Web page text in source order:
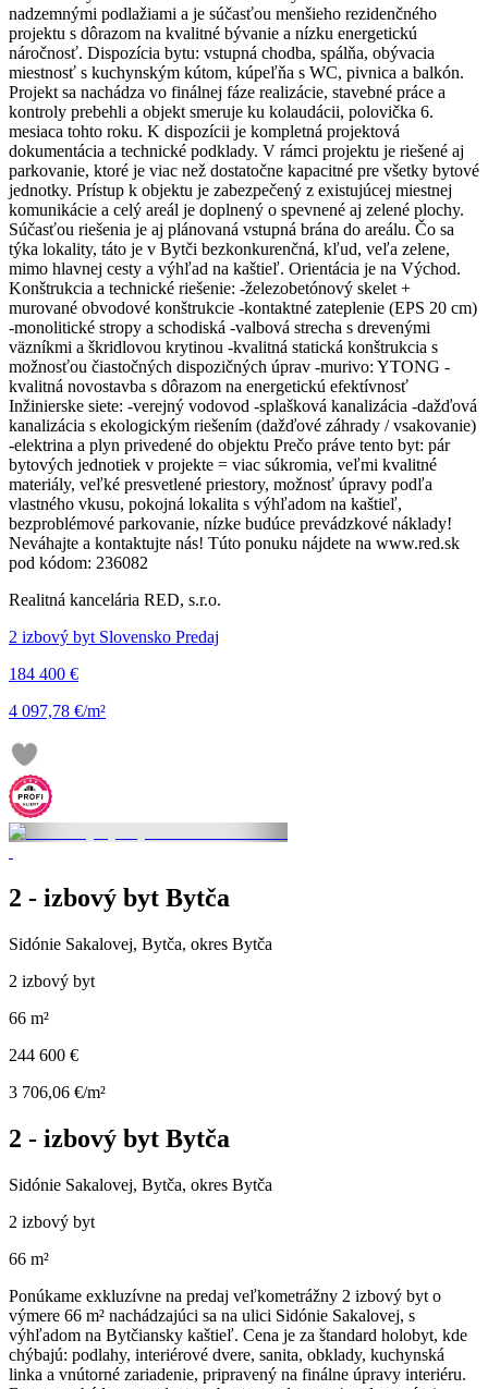
nadzemnými podlažiami a je súčasťou menšieho rezidenčného
projektu s dôrazom na kvalitné bývanie a nízku energetickú
náročnosť. Dispozícia bytu: vstupná chodba, spálňa, obývacia
miestnosť s kuchynským kútom, kúpeľňa s WC, pivnica a balkón.
Projekt sa nachádza vo finálnej fáze realizácie, stavebné práce a
kontroly prebehli a objekt smeruje ku kolaudácii, polovička 6.
mesiaca tohto roku. K dispozícii je kompletná projektová
dokumentácia a technické podklady. V rámci projektu je riešené aj
parkovanie, ktoré je viac než dostatočne kapacitné pre všetky bytové
jednotky. Prístup k objektu je zabezpečený z existujúcej miestnej
komunikácie a celý areál je doplnený o spevnené aj zelené plochy.
Súčasťou riešenia je aj plánovaná vstupná brána do areálu. Čo sa
týka lokality, táto je v Bytči bezkonkurenčná, kľud, veľa zelene,
mimo hlavnej cesty a výhľad na kaštieľ. Orientácia je na Východ.
Konštrukcia a technické riešenie: -železobetónový skelet +
murované obvodové konštrukcie -kontaktné zateplenie (EPS 20 cm)
-monolitické stropy a schodiská -valbová strecha s drevenými
väzníkmi a škridlovou krytinou -kvalitná statická konštrukcia s
možnosťou čiastočných dispozičných úprav -murivo: YTONG -
kvalitná novostavba s dôrazom na energetickú efektívnosť
Inžinierske siete: -verejný vodovod -splašková kanalizácia -dažďová
kanalizácia s ekologickým riešením (dažďové záhrady / vsakovanie)
-elektrina a plyn privedené do objektu Prečo práve tento byt: pár
bytových jednotiek v projekte = viac súkromia, veľmi kvalitné
materiály, veľké presvetlené priestory, možnosť úpravy podľa
vlastného vkusu, pokojná lokalita s výhľadom na kaštieľ,
bezproblémové parkovanie, nízke budúce prevádzkové náklady!
Neváhajte a kontaktujte nás! Túto ponuku nájdete na www.red.sk
pod kódom: 236082
Realitná kancelária RED, s.r.o.
2 izbový byt Slovensko Predaj
184 400 €
4 097,78 €/m²
2 - izbový byt Bytča
Sidónie Sakalovej, Bytča, okres Bytča
2 izbový byt
66 m²
244 600 €
3 706,06 €/m²
2 - izbový byt Bytča
Sidónie Sakalovej, Bytča, okres Bytča
2 izbový byt
66 m²
Ponúkame exkluzívne na predaj veľkometrážny 2 izbový byt o
výmere 66 m² nachádzajúci sa na ulici Sidónie Sakalovej, s
výhľadom na Bytčiansky kaštieľ. Cena je za štandard holobyt, kde
chýbajú: podlahy, interiérové dvere, sanita, obklady, kuchynská
linka a vnútorné zariadenie, pripravený na finálne úpravy interiéru.